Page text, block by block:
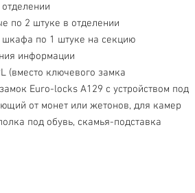
по 2 штуке в отделении
по 1 штуке на секцию
информации
Euro-locks A129 с устройством под
от монет или жетонов, для камер
под обувь, скамья-подставка